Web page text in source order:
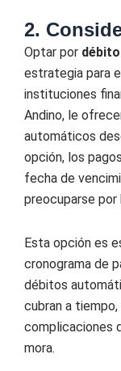
2.
Optar por
estrategia para
instituciones
Andino, le
automáticos
opción, los
fecha de
preocuparse por
Esta opción es
cronograma de
débitos
cubran a
complicaciones
mora.